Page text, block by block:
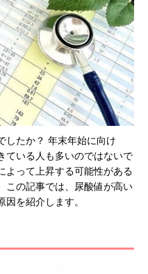
したか？ 年末年始に向け
ている人も多いのではないで
よって上昇する可能性がある
この記事では、尿酸値が高い
を紹介します。